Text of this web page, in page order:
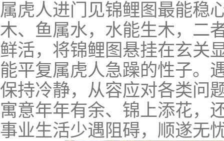
属虎人进门见锦鲤图最能稳
木、鱼属水，水能生木，二
鲜活，将锦鲤图悬挂在玄关
能平复属虎人急躁的性子。
保持冷静，从容应对各类问
寓意年年有余、锦上添花，
事业生活少遇阻碍，顺遂无